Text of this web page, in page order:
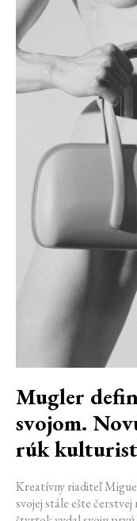
Mugler
svojom.
rúk
Kreatívny riaditeľ
svojej stále ešte